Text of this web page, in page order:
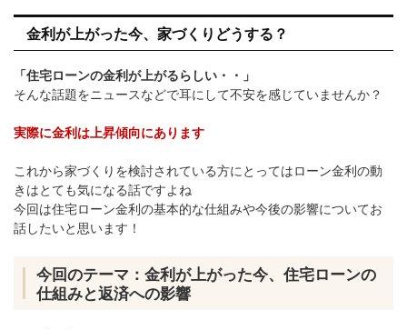
金利が上がった今、家づくりどうする？
「住宅ローンの金利が上がるらしい・・」
そんな話題をニュースなどで耳にして不安を感じていませんか？
実際に金利は上昇傾向にあります
これから家づくりを検討されている方にとってはローン金利の動
きはとても気になる話ですよね
今回は住宅ローン金利の基本的な仕組みや今後の影響についてお
話したいと思います！
今回のテーマ：金利が上がった今、住宅ローンの
仕組みと返済への影響